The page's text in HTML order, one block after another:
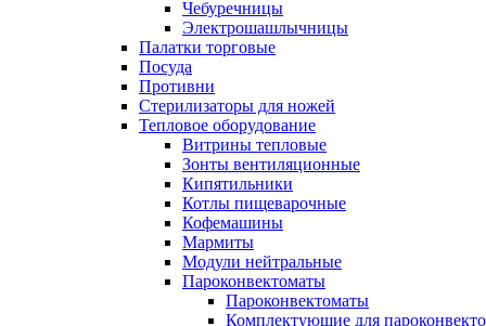
Чебуречницы
Электрошашлычницы
Палатки торговые
Посуда
Противни
Стерилизаторы для ножей
Тепловое оборудование
Витрины тепловые
Зонты вентиляционные
Кипятильники
Котлы пищеварочные
Кофемашины
Мармиты
Модули нейтральные
Пароконвектоматы
Пароконвектоматы
Комплектующие для